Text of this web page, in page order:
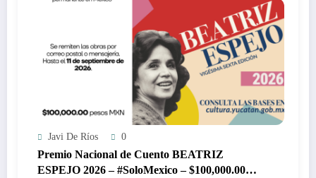
Javi De Ríos 0
Premio Nacional de Cuento BEATRIZ
ESPEJO 2026 – #SoloMexico – $100,000.00